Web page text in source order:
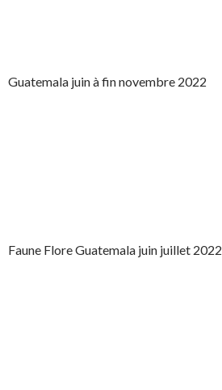
Guatemala juin à fin novembre 2022
Faune Flore Guatemala juin juillet 2022